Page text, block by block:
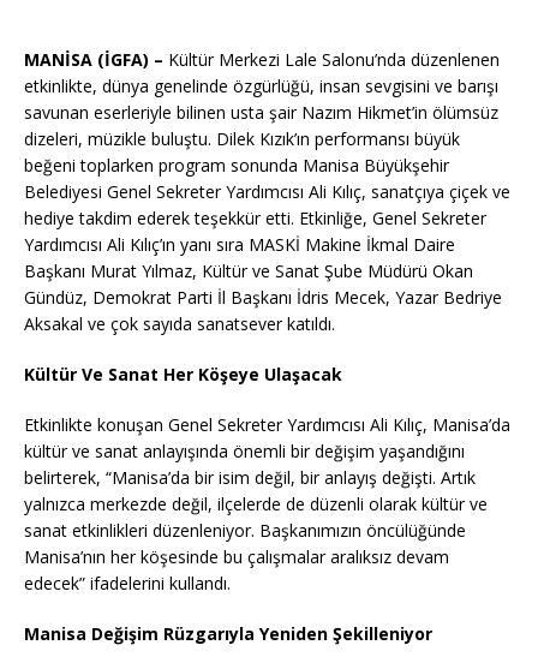
MANİSA (İGFA) – Kültür Merkezi Lale Salonu’nda düzenlenen
etkinlikte, dünya genelinde özgürlüğü, insan sevgisini ve barışı
savunan eserleriyle bilinen usta şair Nazım Hikmet’in ölümsüz
dizeleri, müzikle buluştu. Dilek Kızık’ın performansı büyük
beğeni toplarken program sonunda Manisa Büyükşehir
Belediyesi Genel Sekreter Yardımcısı Ali Kılıç, sanatçıya çiçek ve
hediye takdim ederek teşekkür etti. Etkinliğe, Genel Sekreter
Yardımcısı Ali Kılıç’ın yanı sıra MASKİ Makine İkmal Daire
Başkanı Murat Yılmaz, Kültür ve Sanat Şube Müdürü Okan
Gündüz, Demokrat Parti İl Başkanı İdris Mecek, Yazar Bedriye
Aksakal ve çok sayıda sanatsever katıldı.
Kültür Ve Sanat Her Köşeye Ulaşacak
Etkinlikte konuşan Genel Sekreter Yardımcısı Ali Kılıç, Manisa’da
kültür ve sanat anlayışında önemli bir değişim yaşandığını
belirterek, “Manisa’da bir isim değil, bir anlayış değişti. Artık
yalnızca merkezde değil, ilçelerde de düzenli olarak kültür ve
sanat etkinlikleri düzenleniyor. Başkanımızın öncülüğünde
Manisa’nın her köşesinde bu çalışmalar aralıksız devam
edecek” ifadelerini kullandı.
Manisa Değişim Rüzgarıyla Yeniden Şekilleniyor